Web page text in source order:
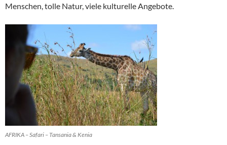
Menschen, tolle Natur, viele kulturelle Angebote.
AFRIKA – Safari – Tansania & Kenia